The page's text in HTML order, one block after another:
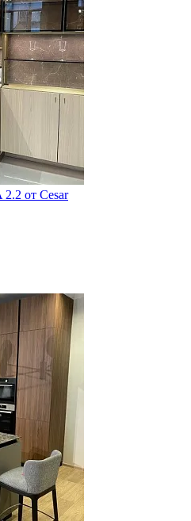
от Cesar